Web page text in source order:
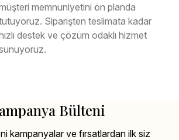
memnuniyetini ön planda
Siparişten teslimata kadar
destek ve çözüm odaklı hizmet
Bülteni
kampanyalar ve fırsatlardan ilk siz